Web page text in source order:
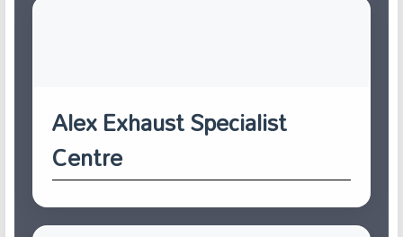
Alex Exhaust Specialist
Centre